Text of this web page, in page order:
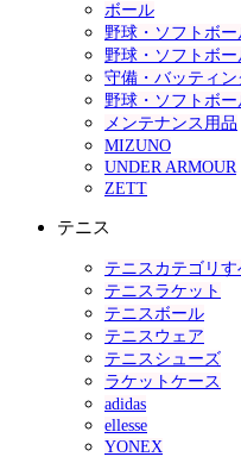
ボール
野球・ソフトボ
野球・ソフトボー
守備・バッティ
野球・ソフトボ
メンテナンス用品
MIZUNO
UNDER ARMOUR
ZETT
テニス
テニスカテゴリす
テニスラケット
テニスボール
テニスウェア
テニスシューズ
ラケットケース
adidas
ellesse
YONEX